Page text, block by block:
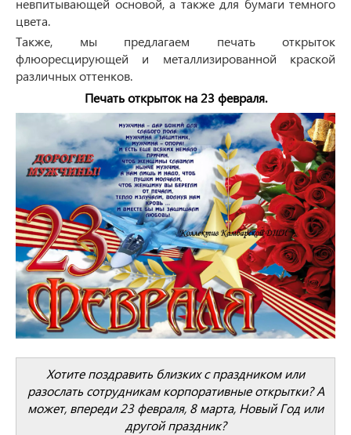
невпитывающей основой, а также для бумаги темного
цвета.
Также, мы предлагаем печать открыток
флюоресцирующей и металлизированной краской
различных оттенков.
Печать открыток на 23 февраля.
Хотите поздравить близких с праздником или
разослать сотрудникам корпоративные открытки? А
может, впереди 23 февраля, 8 марта, Новый Год или
другой праздник?